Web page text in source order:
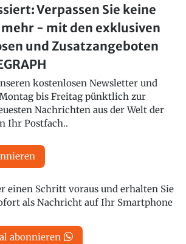
Verpassen Sie keine
- mit den exklusiven
und Zusatzangeboten
kostenlosen Newsletter und
bis Freitag pünktlich zur
Nachrichten aus der Welt der
Ihr Postfach..
einen Schritt voraus und erhalten Sie
als Nachricht auf Ihr Smartphone
abonnieren